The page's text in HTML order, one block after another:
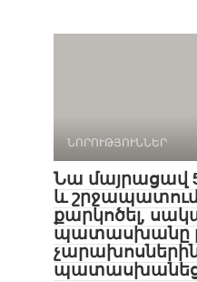
ՆՈՐՈՒԹՅՈՒՆՆԵՐ
Նա մայրացավ
և
քարկոծել,
պատասխանը